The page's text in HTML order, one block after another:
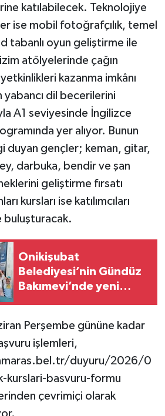
katılabilecek. Teknolojiye
ise mobil fotoğrafçılık, temel
tabanlı oyun geliştirme ile
atölyelerinde çağın
kazanma imkânı
yabancı dil becerilerini
A1 seviyesinde İngilizce
yer alıyor. Bunun
duyan gençler; keman, gitar,
darbuka, bendir ve şan
geliştirme fırsatı
kursları ise katılımcıları
buluşturacak.
Onikişubat
Belediyesi’nin Gündüz
Bakımevi’nde yeni
Perşembe gününe kadar
işlemleri,
duyuru/2026/0
basvuru-formu
çevrimiçi olarak